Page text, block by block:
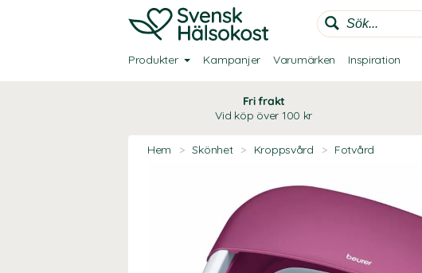
Produkter Kampanjer Varumärken Inspiration
Fri frakt
Vid köp över 100 kr
Hem > Skönhet > Kroppsvård > Fotvård